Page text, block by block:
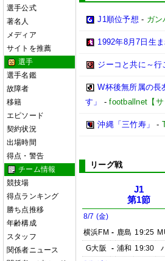
選手公式
著名人
メディア
サイトを推薦
選手
選手名鑑
故障者
移籍
エピソード
契約状況
出場時間
得点・警告
チーム情報
競技場
得点ランキング
勝ち点推移
年齢構成
スタッフ
関係者ニュース
J1順位予想 - ガ
1992年8月7日生
ジーコと共に～
W杯後無所属の長
す」
-footballnet【サ
沖縄「三竹寿」 -
リーグ戦
J1
第1節
8/7 (金)
横浜FM - 鹿島 19:25
G大阪
- 浦和 19:30